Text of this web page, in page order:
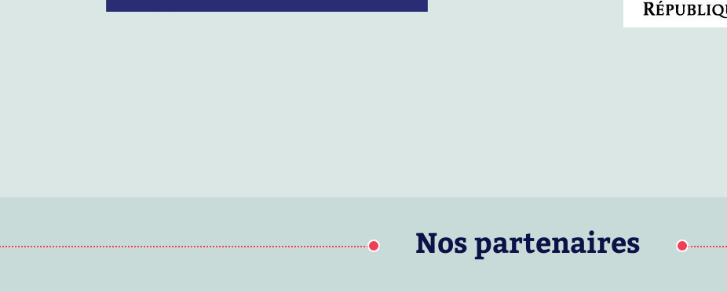
Nos partenaires